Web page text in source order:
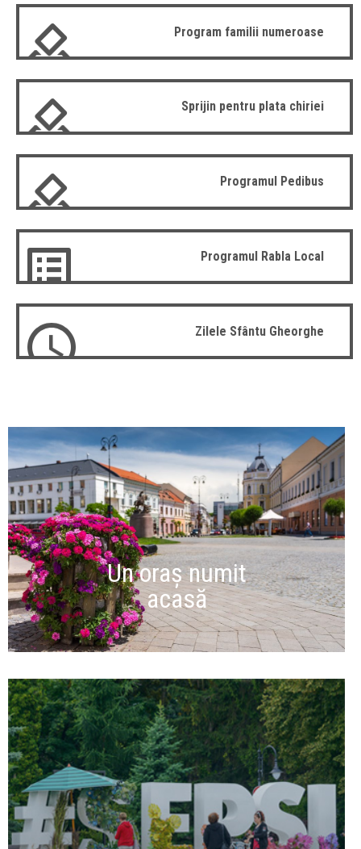
Program familii numeroase
Sprijin pentru plata chiriei
Programul Pedibus
Programul Rabla Local
Zilele Sfântu Gheorghe
Un oraș numit
acasă